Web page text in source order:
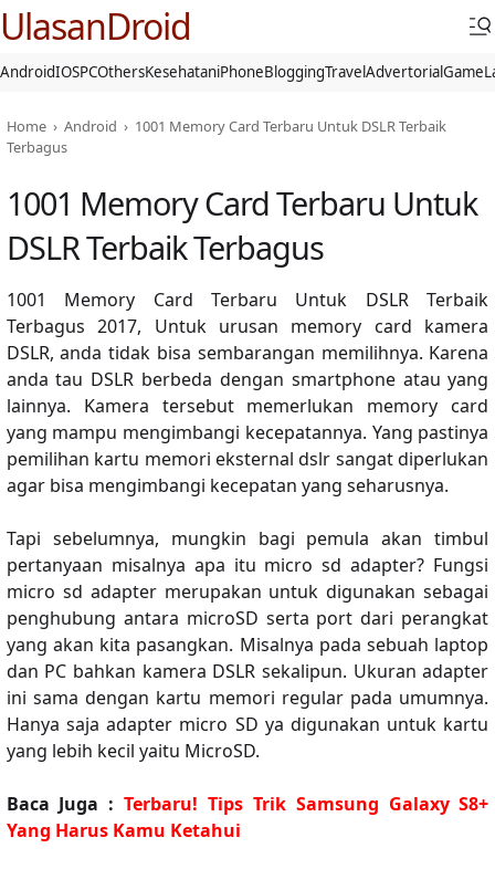
UlasanDroid
AndroidIOSPCOthersKesehataniPhoneBloggingTravelAdvertorialGame
Home › Android › 1001 Memory Card Terbaru Untuk DSLR Terbaik
Terbagus
1001 Memory Card Terbaru Untuk
DSLR Terbaik Terbagus
1001 Memory Card Terbaru Untuk DSLR Terbaik
Terbagus 2017, Untuk urusan memory card kamera
DSLR, anda tidak bisa sembarangan memilihnya. Karena
anda tau DSLR berbeda dengan smartphone atau yang
lainnya. Kamera tersebut memerlukan memory card
yang mampu mengimbangi kecepatannya. Yang pastinya
pemilihan kartu memori eksternal dslr sangat diperlukan
agar bisa mengimbangi kecepatan yang seharusnya.
Tapi sebelumnya, mungkin bagi pemula akan timbul
pertanyaan misalnya apa itu micro sd adapter? Fungsi
micro sd adapter merupakan untuk digunakan sebagai
penghubung antara microSD serta port dari perangkat
yang akan kita pasangkan. Misalnya pada sebuah laptop
dan PC bahkan kamera DSLR sekalipun. Ukuran adapter
ini sama dengan kartu memori regular pada umumnya.
Hanya saja adapter micro SD ya digunakan untuk kartu
yang lebih kecil yaitu MicroSD.
Baca Juga : Terbaru! Tips Trik Samsung Galaxy S8+
Yang Harus Kamu Ketahui